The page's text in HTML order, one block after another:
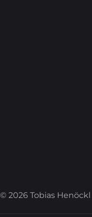
© 2026 Tobias Henöckl